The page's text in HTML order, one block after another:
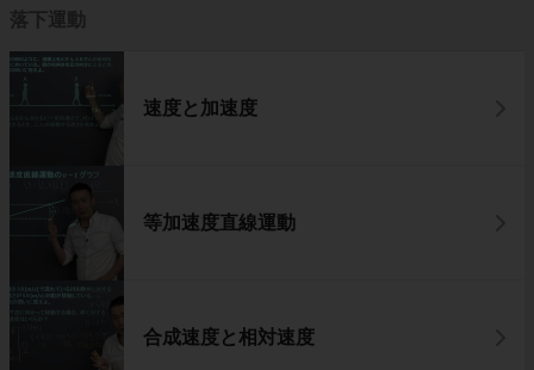
落下運動
速度と加速度
等加速度直線運動
合成速度と相対速度